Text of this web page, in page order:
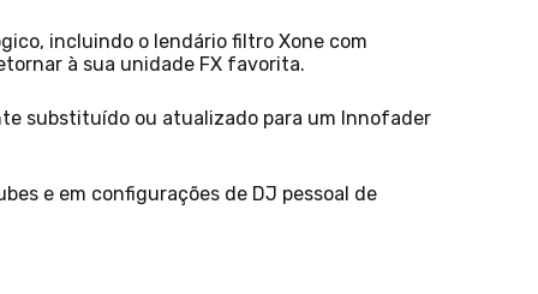
incluindo o lendário filtro Xone com
à sua unidade FX favorita.
substituído ou atualizado para um Innofader
e em configurações de DJ pessoal de